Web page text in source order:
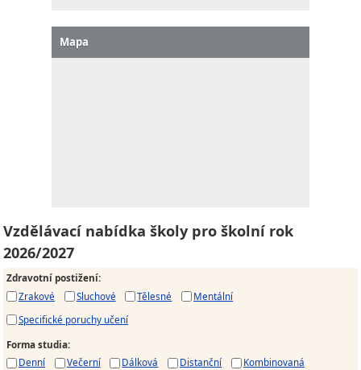
Mapa
Vzdělávací nabídka školy pro školní rok
2026/2027
Zdravotní postižení:
Zrakové
Sluchové Tělesné
Mentální
Specifické poruchy učení
Forma studia:
Denní
Večerní Dálková Distanční Kombinovaná